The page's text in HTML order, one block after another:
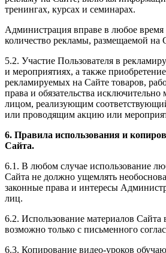
тренингах, курсах и семинарах.
Администрация вправе в любое время
количество рекламы, размещаемой на
5.2. Участие Пользователя в
и мероприятиях, а также
рекламируемых на Сайте товаров,
права и обязательства
лицом, реализующим
или проводящим акцию или
6. Правила использования и
Сайта.
6.1. В любом случае использование
Сайта не должно ущемлять
законные права и интересы
лиц.
6.2. Использование материалов Сайта
возможно только с письменного
6.3. Копирование видео-уроков